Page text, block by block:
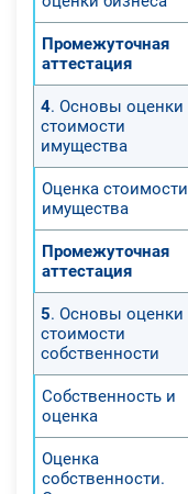
Промежуточная
аттестация
4. Основы оценки
стоимости
имущества
Оценка стоимости
имущества
Промежуточная
аттестация
5. Основы оценки
стоимости
собственности
Собственность и
оценка
Оценка
собственности.